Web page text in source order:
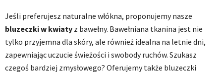
Jeśli preferujesz naturalne włókna, proponujemy nasze
bluzeczki w kwiaty z bawełny. Bawełniana tkanina jest nie
tylko przyjemna dla skóry, ale również idealna na letnie dni,
zapewniając uczucie świeżości i swobody ruchów. Szukasz
czegoś bardziej zmysłowego? Oferujemy także bluzeczki